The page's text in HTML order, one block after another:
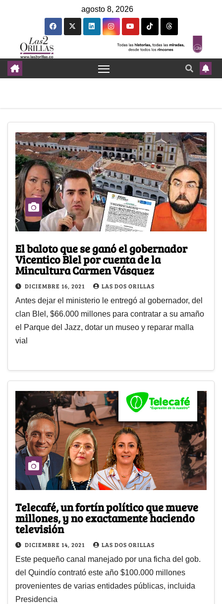
agosto 8, 2026
El baloto que se ganó el gobernador
Vicentico Blel por cuenta de la
Mincultura Carmen Vásquez
DICIEMBRE 16, 2021 LAS DOS ORILLAS
Antes dejar el ministerio le entregó al gobernador, del
clan Blel, $66.000 millones para contratar a su amaño
el Parque del Jazz, dotar un museo y reparar malla
vial
Telecafé, un fortín político que mueve
millones, y no exactamente haciendo
televisión
DICIEMBRE 14, 2021 LAS DOS ORILLAS
Este pequeño canal manejado por una ficha del gob.
del Quindío contrató este año $100.000 millones
provenientes de varias entidades públicas, incluida
Presidencia